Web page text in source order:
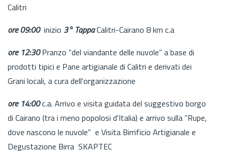
Calitri
ore 09:00inizio 3° TappaCalitri-Cairano 8 km c.a
ore 12:30Pranzo “del viandante delle nuvole” a base di
prodotti tipici e Pane artigianale di Calitri e derivati dei
Grani locali, a cura dell'organizzazione
ore 14:00c.a. Arrivo e visita guidata del suggestivo borgo
di Cairano (tra i meno popolosi d'Italia) e arrivo sulla "Rupe,
dove nascono le nuvole" e Visita Birrificio Artigianale e
Degustazione Birra SKAPTEC